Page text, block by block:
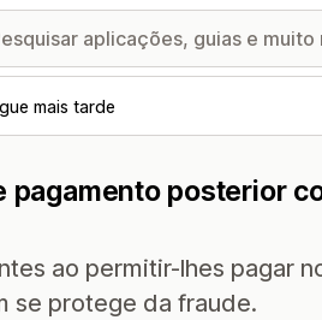
mais tarde
pagamento posterior
ao permitir-lhes pagar
se protege da fraude.